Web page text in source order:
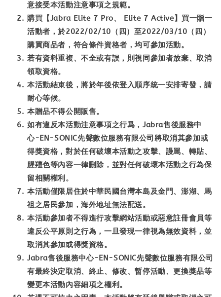
意接受本活動注意事項之規範。
購買【Jabra Elite 7 Pro、 Elite 7 Active】買一贈一
活動者，於2022/02/10（四）至2022/03/10（四）
購買商品者，符合條件資格者，均可參加活動。
若有資料重複、不全或有誤，則視同參加者放棄、取消
領取資格。
本活動結束後，將於年後依登入順序統一安排寄發，請
耐心等候。
本贈品不得公開販售。
如有違反本活動注意事項之行爲，Jabra售後服務中
心-EN-SONIC先聲數位服務有限公司將取消其參加或
得獎資格，對於任何破壞本活動之攻擊、謾駡、轉貼、
腥羶色等內容一律刪除，並對任何破壞本活動之行為保
留相關權利。
本活動僅限居住於中華民國台灣本島及金門、澎湖、馬
祖之居民參加，海外地址無法配送。
本活動參加者不得進行攻擊網站活動或惡意註冊會員等
違反公平原則之行為，一旦發現一律視為無效資料，並
取消其參加或得獎資格。
Jabra售後服務中心-EN-SONIC先聲數位服務有限公司
有最終決定取消、終止、修改、暫停活動、更換獎品等
變更本活動內容細項之權利。